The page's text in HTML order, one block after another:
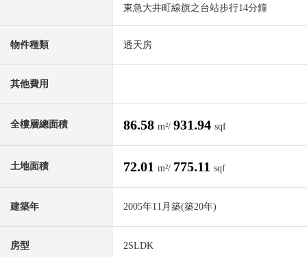
東急大井町線旗之台站步行14分鐘
物件種類 透天房
其他費用
全樓層總面積 86.58 m²/ 931.94 sqf
土地面積 72.01 m²/ 775.11 sqf
建築年 2005年11月築(築20年)
房型 2SLDK